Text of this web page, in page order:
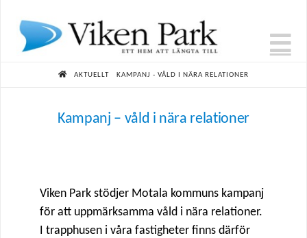
HOME
AKTUELLT KAMPANJ - VÅLD I NÄRA RELATIONER
Kampanj – våld i nära relationer
Viken Park stödjer Motala kommuns kampanj
för att uppmärksamma våld i nära relationer.
I trapphusen i våra fastigheter finns därför